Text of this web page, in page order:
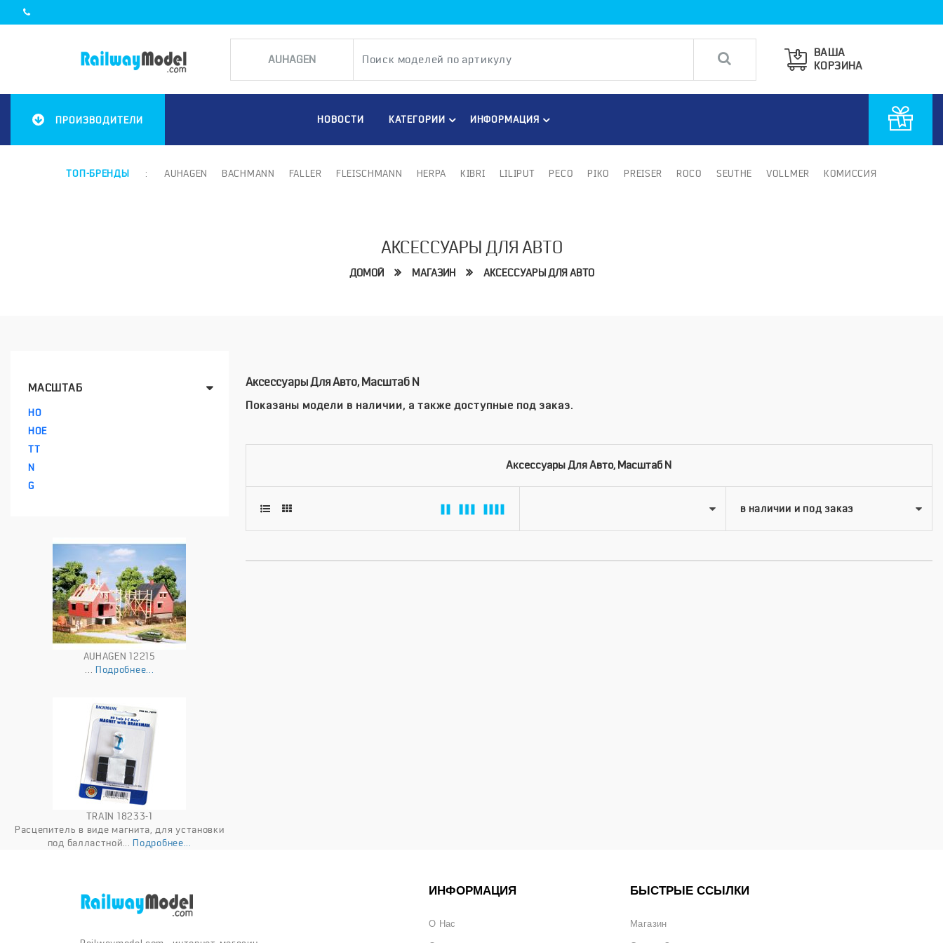
ВАША
КОРЗИНА
ПРОИЗВОДИТЕЛИ НОВОСТИ КАТЕГОРИИ ИНФОРМАЦИЯ
ТОП-БРЕНДЫ : AUHAGEN BACHMANN FALLER FLEISCHMANN HERPA KIBRI LILIPUT PECO PIKO PREISER ROCO SEUTHE VOLLMER КОМИССИЯ
АКСЕССУАРЫ ДЛЯ АВТО
ДОМОЙ МАГАЗИН АКСЕССУАРЫ ДЛЯ АВТО
МАСШТАБ
HO
HOE
TT
N
G
AUHAGEN 12215
Подробнее...
TRAIN 18233-1
Расцепитель в виде магнита, для установки
под балластной...Подробнее...
Аксессуары Для Авто, Масштаб N
Показаны модели в наличии, а также доступные под заказ.
Аксессуары Для Авто, Масштаб N
ИНФОРМАЦИЯ
О Нас
БЫСТРЫЕ ССЫЛКИ
Магазин